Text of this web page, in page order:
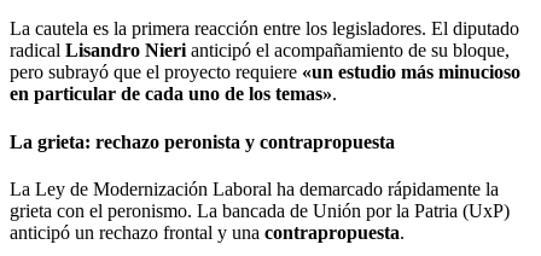
La cautela es la primera reacción entre los legisladores. El diputado
radical Lisandro Nierianticipó el acompañamiento de su bloque,
pero subrayó que el proyecto requiere «un estudio más minucioso
en particular de cada uno de los temas».
La grieta: rechazo peronista y contrapropuesta
La Ley de Modernización Laboral ha demarcado rápidamente la
grieta con el peronismo. La bancada de Unión por la Patria (UxP)
anticipó un rechazo frontal y una contrapropuesta.